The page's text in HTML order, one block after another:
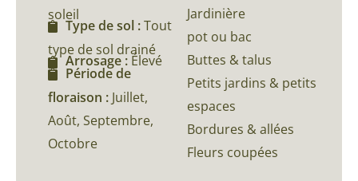
soleil
Type de sol :Tout
type de sol drainé
Arrosage : Élevé
Période de
floraison : Juillet,
Août, Septembre,
Octobre
Jardinière
pot ou bac
Buttes & talus
Petits jardins & petits
espaces
Bordures & allées
Fleurs coupées